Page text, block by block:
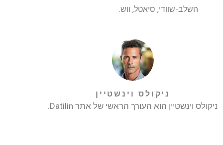
השלב-שוודי, סיאטל, ווש.
ניקולס וינשטיין
ניקולס וינשטיין הוא העורך הראשי של אתר Datilin.